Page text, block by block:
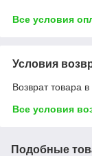
Все условия
Условия
Возврат товара
Все условия
Подобные